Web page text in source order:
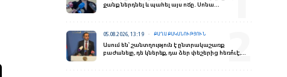
ջանք ներդնել և պահել այս ոճը․ Սոնա
05.08.2026, 13:19 ՔԱՂԱՔԱԿԱՆՈՒԹՅՈՒՆ
Ասում են՝ շանտղություն է ընտրակաշառք
բաժանելը, դե կներեք, դա ձեր փեշերից հեռո՞ւ է,